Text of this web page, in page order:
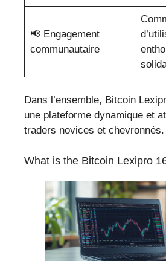
📢 Engagement
communautaire
Dans l’ensemble, Bitcoin
une plateforme dynamique et
traders novices et chevronnés.
What is the Bitcoin Lexipro